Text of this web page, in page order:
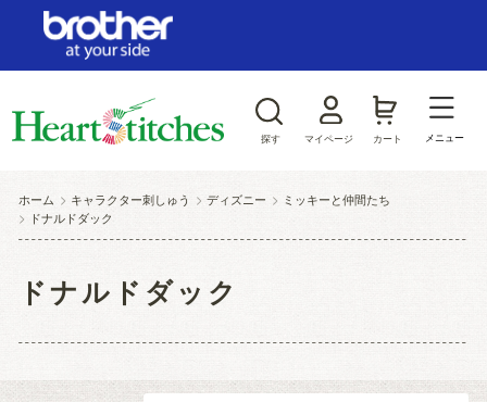
探す マイページ カート メニュー
ホーム > キャラクター刺しゅう >ディズニー > ミッキーと仲間たち
> ドナルドダック
ドナルドダック
ログイン/新規会員登録